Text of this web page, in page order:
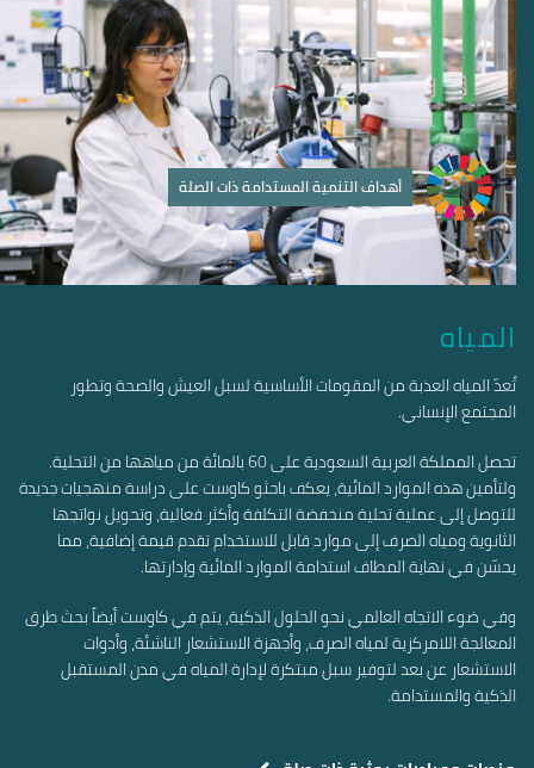
أهداف التنمية المستدامة ذات الصلة
المياه
تُعدّ المياه العذبة من المقومات الأساسية لسبل العيش والصحة وتطور
المجتمع الإنساني.
تحصل المملكة العربية السعودية على 60 بالمائة من مياهها من التحلية.
ولتأمين هذه الموارد المائية، يعكف باحثو كاوست على دراسة منهجيات جديدة
للتوصل إلى عملية تحلية منخفضة التكلفة وأكثر فعالية، وتحويل نواتجها
الثانوية ومياه الصرف إلى موارد قابل للاستخدام تقدم قيمة إضافية، مما
يحسّن في نهاية المطاف استدامة الموارد المائية وإدارتها.
وفي ضوء الاتجاه العالمي نحو الحلول الذكية، يتم في كاوست أيضاً بحث طرق
المعالجة اللامركزية لمياه الصرف، وأجهزة الاستشعار الناشئة، وأدوات
الاستشعار عن بعد لتوفير سبل مبتكرة لإدارة المياه في مدن المستقبل
الذكية والمستدامة.